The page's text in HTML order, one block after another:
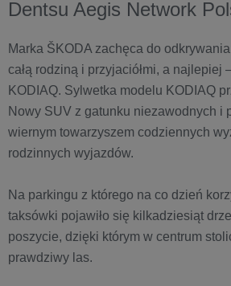
Dentsu Aegis Network
Marka ŠKODA zachęca do
całą rodziną i przyjaciółmi, a najlepiej
KODIAQ. Sylwetka modelu KODIAQ
Nowy SUV z gatunku niezawodnych i
wiernym towarzyszem codziennych
rodzinnych wyjazdów.
Na parkingu z którego na co dzień
taksówki pojawiło się kilkadziesiąt
poszycie, dzięki którym w centrum
prawdziwy las.